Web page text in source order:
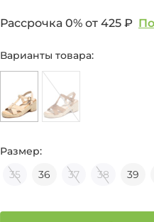
Рассрочка 0% от 425 ₽
Варианты товара:
Размер:
35
36 37 38 39